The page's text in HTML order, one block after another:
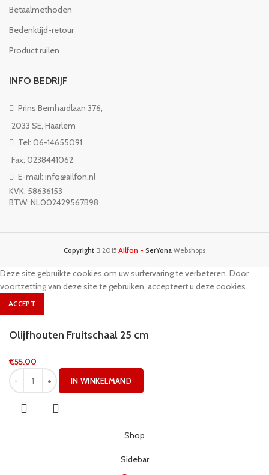
Betaalmethoden
Bedenktijd-retour
Product ruilen
INFO BEDRIJF
Prins Bernhardlaan 376,
2033 SE, Haarlem
Tel: 06-14655091
Fax: 0238441062
E-mail: info@ailfon.nl
KVK: 58636153
BTW: NL002429567B98
Copyright 2015 Ailfon - SerYona Webshops
Deze site gebruikte cookies om uw surfervaring te verbeteren. Door
voortzetting van deze site te gebruiken, accepteert u deze cookies.
ACCEPT
Olijfhouten Fruitschaal 25 cm
€55.00
IN WINKELMAND
Shop
Sidebar